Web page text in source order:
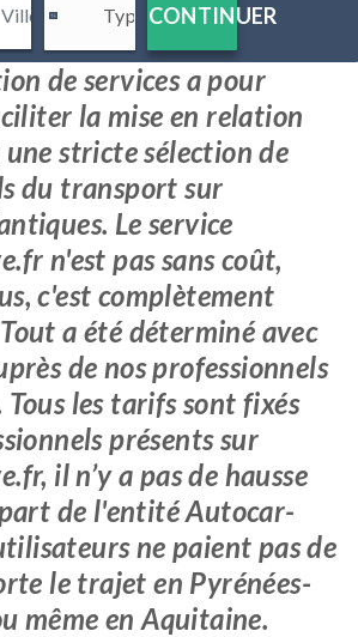
CONTINUER
de services a pour
la mise en relation
stricte sélection de
du transport sur
Le service
n'est pas sans coût,
c'est complètement
a été déterminé avec
de nos professionnels
les tarifs sont fixés
présents sur
il n’y a pas de hausse
de l'entité Autocar-
ne paient pas de
le trajet en Pyrénées-
même en Aquitaine.